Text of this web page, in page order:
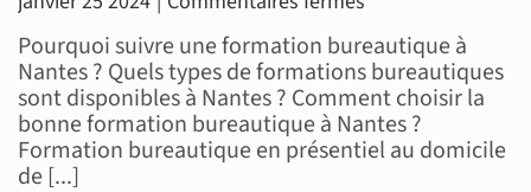
Formation
Bureautique
à
Nantes,
cours
Pourquoi suivre une formation bureautique à
Nantes ? Quels types de formations bureautiques
sont disponibles à Nantes ? Comment choisir la
bonne formation bureautique à Nantes ?
Formation bureautique en présentiel au domicile
de [...]